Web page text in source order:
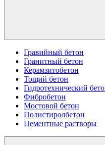
Гравийный бетон
Гранитный бетон
Керамзитобетон
Тощий бетон
Гидротехнический
Фибробетон
Мостовой бетон
Полистиролбетон
Цементные растворы